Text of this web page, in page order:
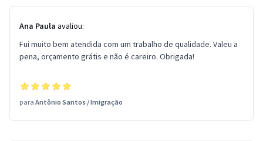
Ana Paula avaliou:
Fui muito bem atendida com um trabalho de qualidade. Valeu a
pena, orçamento grátis e não é careiro. Obrigada!
para Antônio Santos /Imigração